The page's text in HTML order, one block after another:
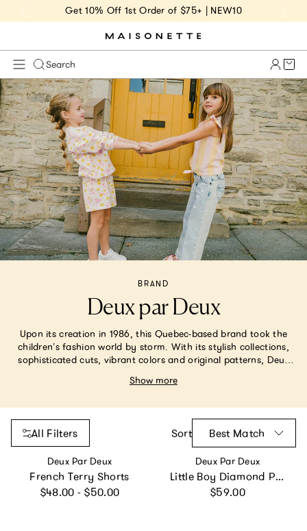
Get 10% Off 1st Order of $75+ | NEW10
Search Cart
BRAND
Deux par Deux
Upon its creation in 1986, this Quebec-based brand took the
children’s fashion world by storm. With its stylish collections,
sophisticated cuts, vibrant colors and original patterns, Deux
Show more
All Filters Sort Best Match
Vendor:
Deux Par Deux
French Terry Shorts
Regular price
$48.00 - $50.00
Vendor:
Deux Par Deux
Little Boy Diamond Practical Spacious Durable Functional Backpack
Regular price
$59.00